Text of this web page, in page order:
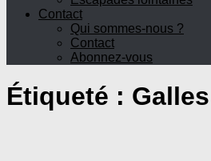
Contact
Qui sommes-nous ?
Contact
Abonnez-vous
Étiqueté : Galles